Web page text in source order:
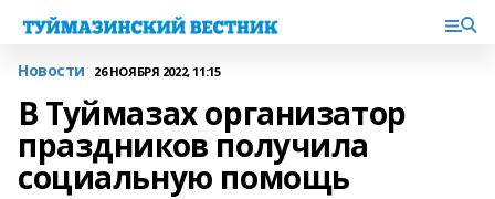
Новости 26 НОЯБРЯ 2022, 11:15
В Туймазах организатор
праздников получила
социальную помощь